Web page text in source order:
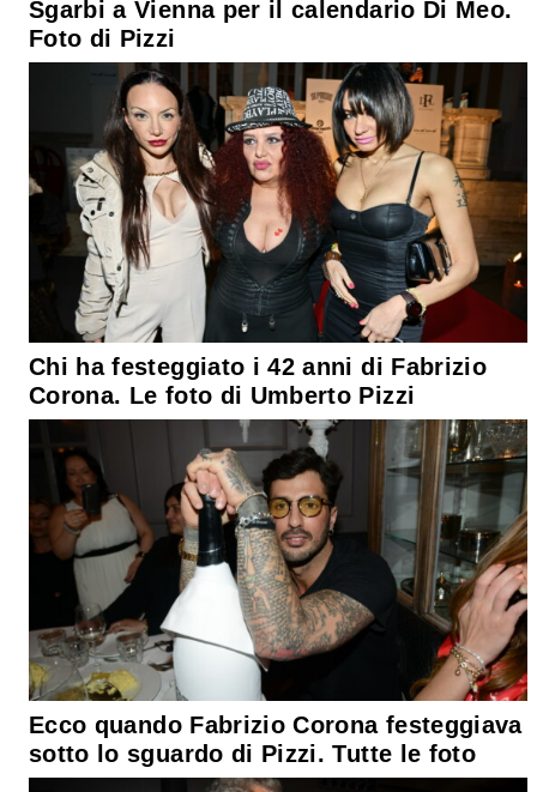
Sgarbi a Vienna per il calendario Di Meo.
Foto di Pizzi
Chi ha festeggiato i 42 anni di Fabrizio
Corona. Le foto di Umberto Pizzi
Ecco quando Fabrizio Corona festeggiava
sotto lo sguardo di Pizzi. Tutte le foto